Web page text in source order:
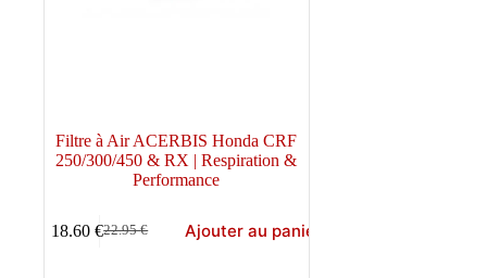
Filtre à Air ACERBIS Honda CRF
250/300/450 & RX | Respiration &
Performance
22.95€
Le
18.60€Le
Ajouter au panier